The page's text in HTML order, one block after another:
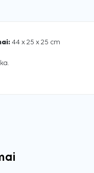
44 x 25 x 25 cm